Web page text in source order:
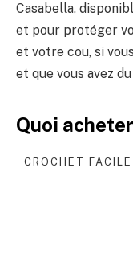
Casabella,
et pour protéger
et votre cou, si
et que vous avez
Quoi acheter
CROCHET